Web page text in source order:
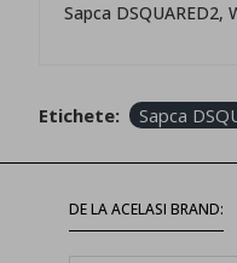
Sapca DSQUARED2,
Etichete: Sapca
DE LA ACELASI BRAND: